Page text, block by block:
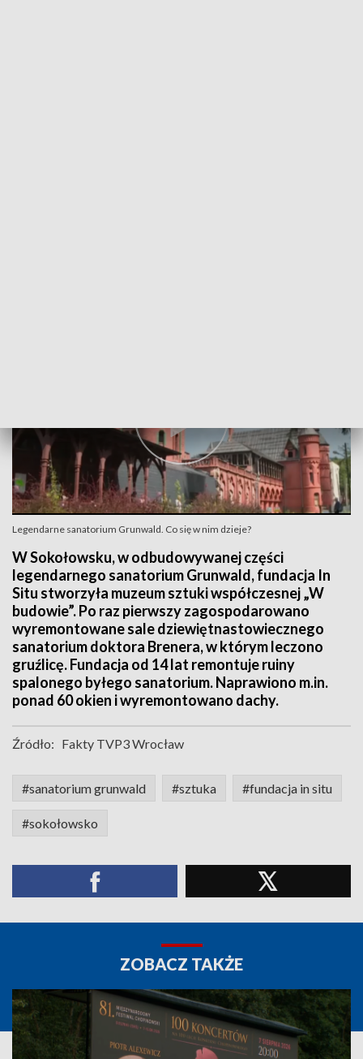
Legendarne sanatorium Grunwald. Co się w nim dzieje?
W Sokołowsku, w odbudowywanej części
legendarnego sanatorium Grunwald, fundacja In
Situ stworzyła muzeum sztuki współczesnej „W
budowie”. Po raz pierwszy zagospodarowano
wyremontowane sale dziewiętnastowiecznego
sanatorium doktora Brenera, w którym leczono
gruźlicę. Fundacja od 14 lat remontuje ruiny
spalonego byłego sanatorium. Naprawiono m.in.
ponad 60 okien i wyremontowano dachy.
Źródło: Fakty TVP3 Wrocław
#sanatorium grunwald #sztuka #fundacja in situ
#sokołowsko
ZOBACZ TAKŻE